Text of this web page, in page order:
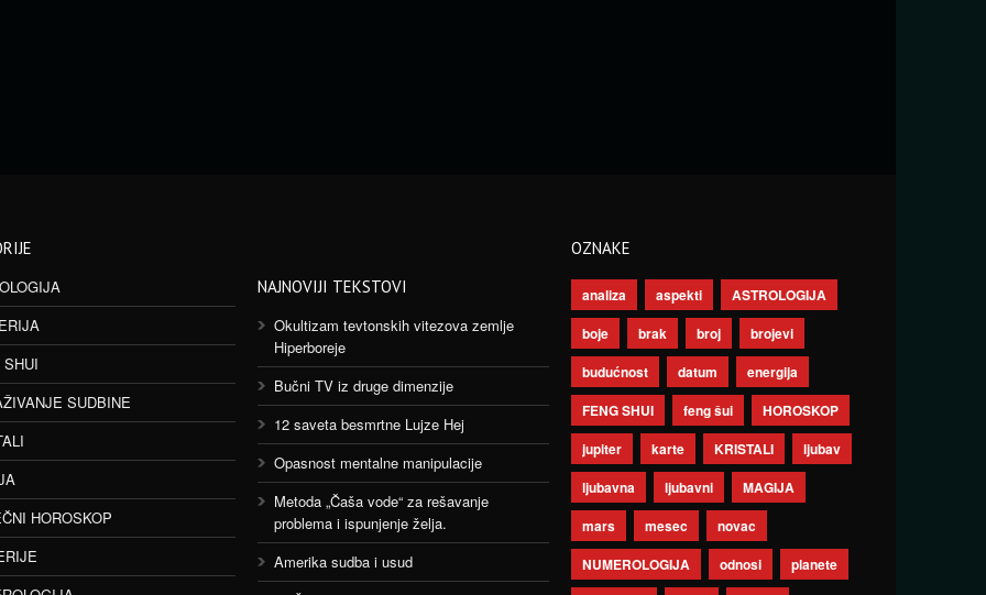
SUDBINE
HOROSKOP
NAJNOVIJI TEKSTOVI
Okultizam tevtonskih vitezova zemlje
Hiperboreje
Bučni TV iz druge dimenzije
12 saveta besmrtne Lujze Hej
Opasnost mentalne manipulacije
Metoda „Čaša vode“ za rešavanje
problema i ispunjenje želja.
Amerika sudba i usud
OZNAKE
analiza aspekti
ASTROLOGIJA
boje
brak broj
brojevi
budućnost
datum
energija
FENG SHUI
feng šui
HOROSKOP
jupiter
karte KRISTALI
ljubav
ljubavna
ljubavni
MAGIJA
mars
mesec
novac
NUMEROLOGIJA
odnosi
planete